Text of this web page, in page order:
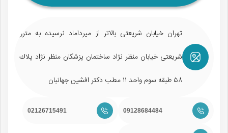
تهران خيابان شريعتی بالاتر از ميرداماد نرسيده به مترو
شريعتی خيابان منظر نژاد ساختمان پزشكان منظر نژاد پلاك
٥٨ طبقه سوم واحد ١١ مطب دكتر افشين جهانبان
09128684484
02126715491